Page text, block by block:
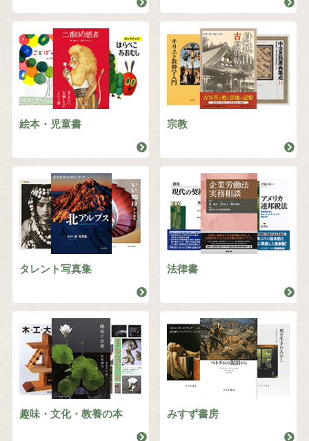
絵本・児童書 宗教
タレント写真集 法律書
趣味・文化・教養の本 みすず書房